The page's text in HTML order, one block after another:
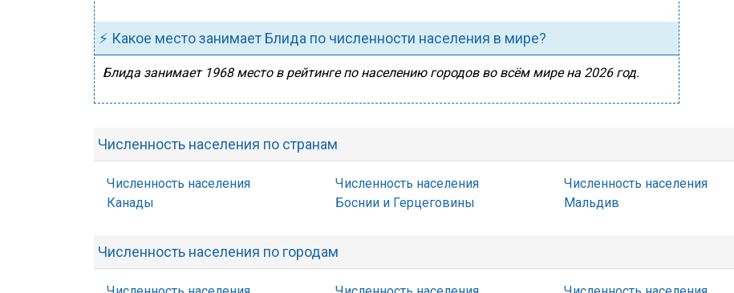
⚡ Какое место занимает Блида по численности населения в мире?
Блида занимает 1968 место в рейтинге по населению городов во всём мире на 2026 год.
Численность населения по странам
Численность населения
Канады
Численность населения
Боснии и Герцеговины
Численность населения
Мальдив
Численность населения по городам